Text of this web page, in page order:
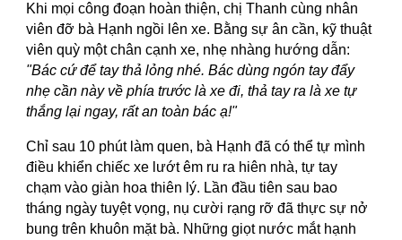
Khi mọi công đoạn hoàn thiện, chị Thanh cùng nhân
viên đỡ bà Hạnh ngồi lên xe. Bằng sự ân cần, kỹ thuật
viên quỳ một chân cạnh xe, nhẹ nhàng hướng dẫn:
"Bác cứ để tay thả lỏng nhé. Bác dùng ngón tay đẩy
nhẹ cần này về phía trước là xe đi, thả tay ra là xe tự
thắng lại ngay, rất an toàn bác ạ!"
Chỉ sau 10 phút làm quen, bà Hạnh đã có thể tự mình
điều khiển chiếc xe lướt êm ru ra hiên nhà, tự tay
chạm vào giàn hoa thiên lý. Lần đầu tiên sau bao
tháng ngày tuyệt vọng, nụ cười rạng rỡ đã thực sự nở
bung trên khuôn mặt bà. Những giọt nước mắt hạnh